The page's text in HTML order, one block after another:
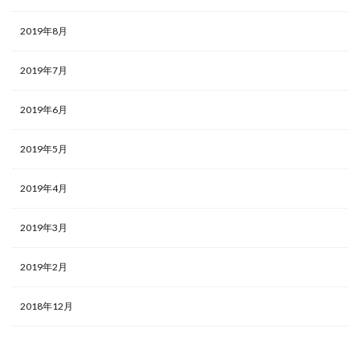
2019年8月
2019年7月
2019年6月
2019年5月
2019年4月
2019年3月
2019年2月
2018年12月